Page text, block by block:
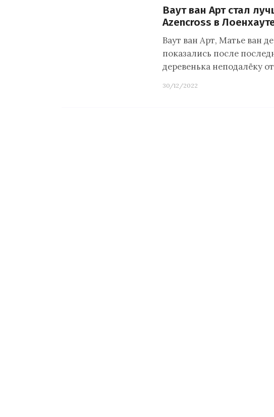
Ваут ван Арт стал
Azencross в
Ваут ван Арт, Матье ван
показались после
деревенька неподалёку
30/12/2022